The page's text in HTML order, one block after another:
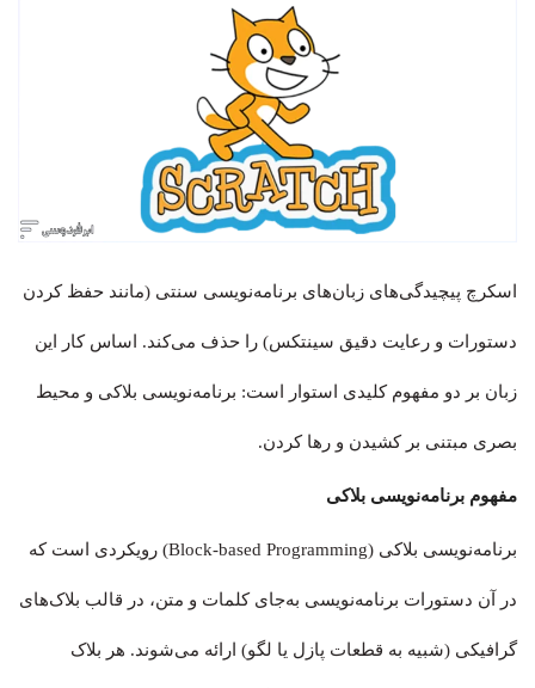
اسکرچ پیچیدگی‌های زبان‌های برنامه‌نویسی سنتی (مانند حفظ کردن
دستورات و رعایت دقیق سینتکس) را حذف می‌کند. اساس کار این
زبان بر دو مفهوم کلیدی استوار است: برنامه‌نویسی بلاکی و محیط
بصری مبتنی بر کشیدن و رها کردن.
مفهوم برنامه‌نویسی بلاکی
برنامه‌نویسی بلاکی (Block-based Programming) رویکردی است که
در آن دستورات برنامه‌نویسی به‌جای کلمات و متن، در قالب بلاک‌های
گرافیکی (شبیه به قطعات پازل یا لگو) ارائه می‌شوند. هر بلاک